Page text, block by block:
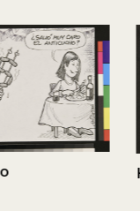
Hit musical